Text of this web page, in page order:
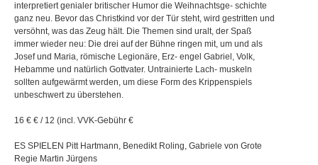
interpretiert genialer britischer Humor die Weihnachtsge- schichte
ganz neu. Bevor das Christkind vor der Tür steht, wird gestritten und
versöhnt, was das Zeug hält. Die Themen sind uralt, der Spaß
immer wieder neu: Die drei auf der Bühne ringen mit, um und als
Josef und Maria, römische Legionäre, Erz- engel Gabriel, Volk,
Hebamme und natürlich Gottvater. Untrainierte Lach- muskeln
sollten aufgewärmt werden, um diese Form des Krippenspiels
unbeschwert zu überstehen.
16 € € / 12 (incl. VVK-Gebühr €
ES SPIELEN Pitt Hartmann, Benedikt Roling, Gabriele von Grote
Regie Martin Jürgens